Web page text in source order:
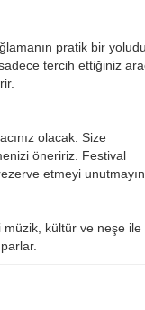
pratik bir
tercih ettiğiniz
olacak. Size
öneririz. Festival
etmeyi unutmayın.
kültür ve neşe ile